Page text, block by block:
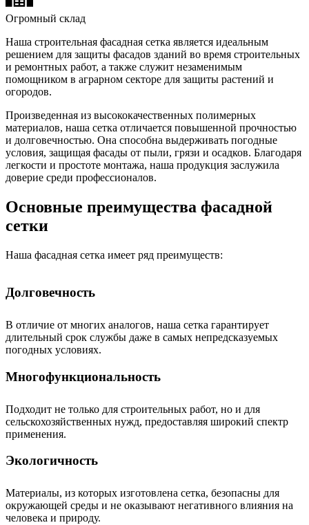
Огромный склад
Наша строительная фасадная сетка является идеальным
решением для защиты фасадов зданий во время строительных
и ремонтных работ, а также служит незаменимым
помощником в аграрном секторе для защиты растений и
огородов.
Произведенная из высококачественных полимерных
материалов, наша сетка отличается повышенной прочностью
и долговечностью. Она способна выдерживать погодные
условия, защищая фасады от пыли, грязи и осадков. Благодаря
легкости и простоте монтажа, наша продукция заслужила
доверие среди профессионалов.
Основные преимущества фасадной
сетки
Наша фасадная сетка имеет ряд преимуществ:
Долговечность
В отличие от многих аналогов, наша сетка гарантирует
длительный срок службы даже в самых непредсказуемых
погодных условиях.
Многофункциональность
Подходит не только для строительных работ, но и для
сельскохозяйственных нужд, предоставляя широкий спектр
применения.
Экологичность
Материалы, из которых изготовлена сетка, безопасны для
окружающей среды и не оказывают негативного влияния на
человека и природу.